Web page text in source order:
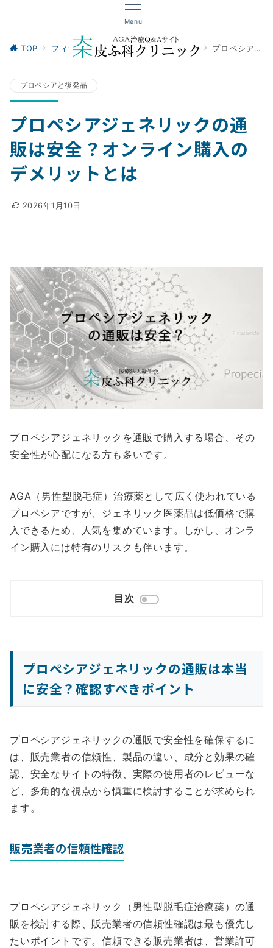
Menu
TOP フィナステリド プロペシアと後発品 プロペシアジェネリックの通販は安全？オンライン購入のデメリットとは
プロペシアと後発品
プロペシアジェネリックの通
販は安全？オンライン購入の
デメリットとは
2026年1月10日
プロペシアジェネリックを通販で購入する場合、その
安全性が心配になる方も多いです。
AGA（男性型脱毛症）治療薬として広く使われている
プロペシアですが、ジェネリック医薬品は低価格で購
入できるため、人気を集めています。しかし、オンラ
イン購入には特有のリスクも伴います。
目次
プロペシアジェネリックの通販は本当
に安全？確認すべきポイント
プロペシアジェネリックの通販で安全性を確保するに
は、販売業者の信頼性、製品の違い、成分と効果の確
認、安全なサイトの特徴、実際の使用者のレビューな
ど、多角的な視点から慎重に検討することが求められ
ます。
販売業者の信頼性確認
プロペシアジェネリック（男性型脱毛症治療薬）の通
販を検討する際、販売業者の信頼性確認は最も優先し
たいポイントです。信頼できる販売業者は、営業許可